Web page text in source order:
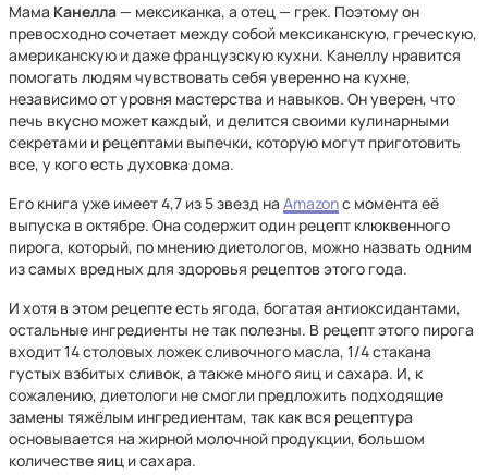
Мама Канелла— мексиканка, а отец — грек. Поэтому он
превосходно сочетает между собой мексиканскую, греческую,
американскую и даже французскую кухни. Канеллу нравится
помогать людям чувствовать себя уверенно на кухне,
независимо от уровня мастерства и навыков. Он уверен, что
печь вкусно может каждый, и делится своими кулинарными
секретами и рецептами выпечки, которую могут приготовить
все, у кого есть духовка дома.
Его книга уже имеет 4,7 из 5 звезд на Amazonс момента её
выпуска в октябре. Она содержит один рецепт клюквенного
пирога, который, по мнению диетологов, можно назвать одним
из самых вредных для здоровья рецептов этого года.
И хотя в этом рецепте есть ягода, богатая антиоксидантами,
остальные ингредиенты не так полезны. В рецепт этого пирога
входит 14 столовых ложек сливочного масла, 1/4 стакана
густых взбитых сливок, а также много яиц и сахара. И, к
сожалению, диетологи не смогли предложить подходящие
замены тяжёлым ингредиентам, так как вся рецептура
основывается на жирной молочной продукции, большом
количестве яиц и сахара.